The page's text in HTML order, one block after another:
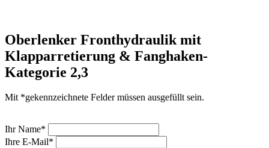
Oberlenker Fronthydraulik mit
Klapparretierung & Fanghaken-
Kategorie 2,3
Mit *gekennzeichnete Felder müssen ausgefüllt sein.
Ihr Name*
Ihre E-Mail*